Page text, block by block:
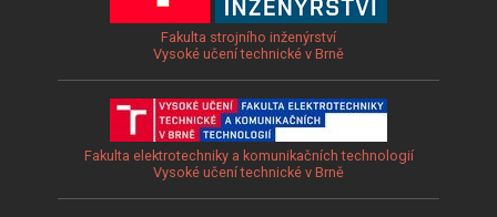
Fakulta strojního inženýrství
Vysoké učení technické v Brně
Fakulta elektrotechniky a komunikačních technologií
Vysoké učení technické v Brně